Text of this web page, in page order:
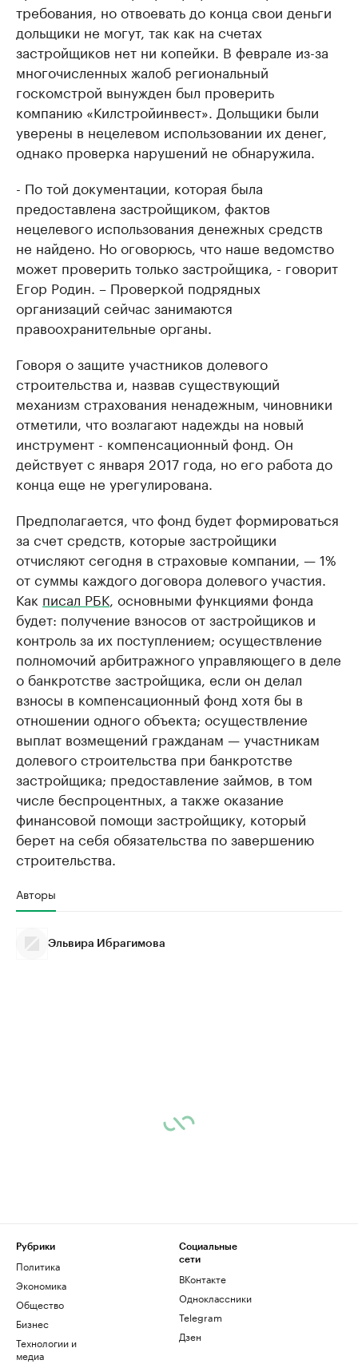
требования, но отвоевать до конца свои деньги
дольщики не могут, так как на счетах
застройщиков нет ни копейки. В феврале из-за
многочисленных жалоб региональный
госкомстрой вынужден был проверить
компанию «Килстройинвест». Дольщики были
уверены в нецелевом использовании их денег,
однако проверка нарушений не обнаружила.
- По той документации, которая была
предоставлена застройщиком, фактов
нецелевого использования денежных средств
не найдено. Но оговорюсь, что наше ведомство
может проверить только застройщика, - говорит
Егор Родин. – Проверкой подрядных
организаций сейчас занимаются
правоохранительные органы.
Говоря о защите участников долевого
строительства и, назвав существующий
механизм страхования ненадежным, чиновники
отметили, что возлагают надежды на новый
инструмент - компенсационный фонд. Он
действует с января 2017 года, но его работа до
конца еще не урегулирована.
Предполагается, что фонд будет формироваться
за счет средств, которые застройщики
отчисляют сегодня в страховые компании, — 1%
от суммы каждого договора долевого участия.
Как писал РБК, основными функциями фонда
будет: получение взносов от застройщиков и
контроль за их поступлением; осуществление
полномочий арбитражного управляющего в деле
о банкротстве застройщика, если он делал
взносы в компенсационный фонд хотя бы в
отношении одного объекта; осуществление
выплат возмещений гражданам — участникам
долевого строительства при банкротстве
застройщика; предоставление займов, в том
числе беспроцентных, а также оказание
финансовой помощи застройщику, который
берет на себя обязательства по завершению
строительства.
Авторы
Эльвира Ибрагимова
Рубрики
Политика
Экономика
Общество
Бизнес
Технологии и
медиа
Социальные
сети
ВКонтакте
Одноклассники
Telegram
Дзен